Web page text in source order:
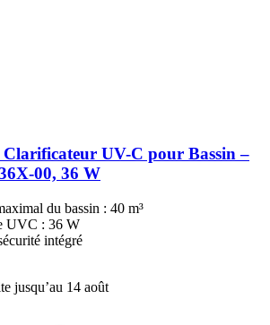
Clarificateur UV-​C pour Bassin –
​00, 36 W
du bassin : 40 m³
UVC : 36 W
intégré
jusqu’au 14 août